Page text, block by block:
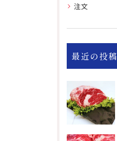
注文
最近の投稿